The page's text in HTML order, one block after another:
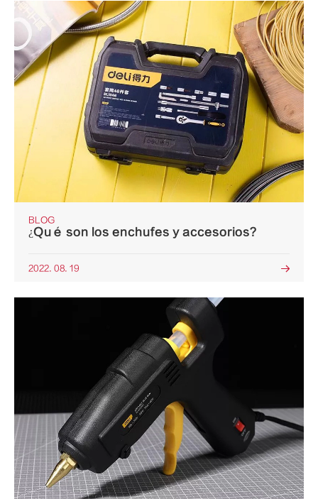
BLOG
¿Qué son los enchufes y accesorios?
2022. 08. 19 